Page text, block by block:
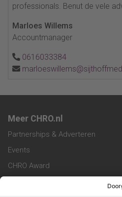
professionals. Benut de vele
Marloes Willems
Accountmanager
0616033384
Meer CHRO.nl
Partnerships & Adverteren
Events
CHRO Award